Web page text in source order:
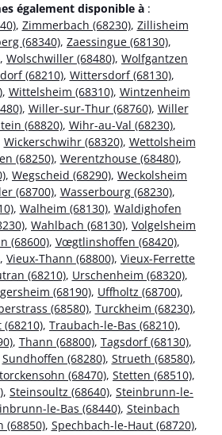
également disponible à :
, Zimmerbach (68230), Zillisheim
(68340), Zaessingue (68130),
, Wolschwiller (68480), Wolfgantzen
(68210), Wittersdorf (68130),
, Wittelsheim (68310), Wintzenheim
, Willer-sur-Thur (68760), Willer
(68820), Wihr-au-Val (68230),
Wickerschwihr (68320), Wettolsheim
(68250), Werentzhouse (68480),
, Wegscheid (68290), Weckolsheim
(68700), Wasserbourg (68230),
, Walheim (68130), Waldighofen
, Wahlbach (68130), Volgelsheim
(68600), Vœgtlinshoffen (68420),
, Vieux-Thann (68800), Vieux-Ferrette
(68210), Urschenheim (68320),
(68190), Uffholtz (68700),
(68580), Turckheim (68230),
, Traubach-le-Bas (68210),
, Thann (68800), Tagsdorf (68130),
Sundhoffen (68280), Strueth (68580),
(68470), Stetten (68510),
, Steinsoultz (68640), Steinbrunn-le-
le-Bas (68440), Steinbach
(68850), Spechbach-le-Haut (68720),